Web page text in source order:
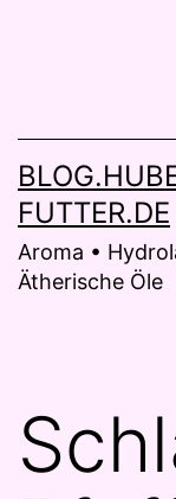
FUTTER.DE
Aroma •
Ätherische Öle